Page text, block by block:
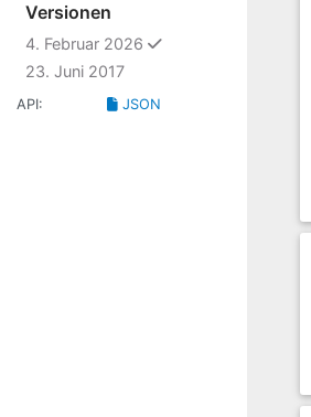
Versionen
4. Februar 2026
ausgewählt
23. Juni 2017
API: JSON